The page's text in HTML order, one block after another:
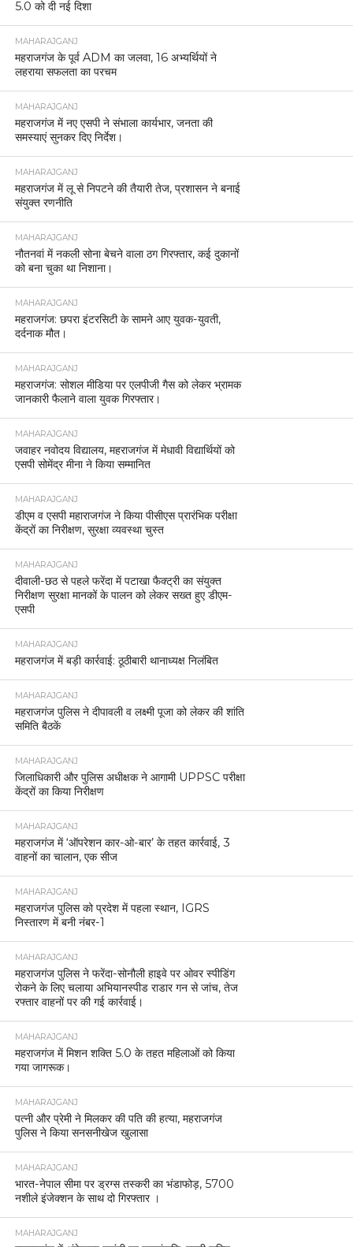
5.0 को दी नई दिशा
MAHARAJGANJ
महराजगंज के पूर्व ADM का जलवा, 16 अभ्यर्थियों ने
लहराया सफलता का परचम
MAHARAJGANJ
महराजगंज में नए एसपी ने संभाला कार्यभार, जनता की
समस्याएं सुनकर दिए निर्देश।
MAHARAJGANJ
महराजगंज में लू से निपटने की तैयारी तेज, प्रशासन ने बनाई
संयुक्त रणनीति
MAHARAJGANJ
नौतनवां में नकली सोना बेचने वाला ठग गिरफ्तार, कई दुकानों
को बना चुका था निशाना।
MAHARAJGANJ
महराजगंज: छपरा इंटरसिटी के सामने आए युवक-युवती,
दर्दनाक मौत।
MAHARAJGANJ
महराजगंज: सोशल मीडिया पर एलपीजी गैस को लेकर भ्रामक
जानकारी फैलाने वाला युवक गिरफ्तार।
MAHARAJGANJ
जवाहर नवोदय विद्यालय, महराजगंज में मेधावी विद्यार्थियों को
एसपी सोमेंद्र मीना ने किया सम्मानित
MAHARAJGANJ
डीएम व एसपी महाराजगंज ने किया पीसीएस प्रारंभिक परीक्षा
केंद्रों का निरीक्षण, सुरक्षा व्यवस्था चुस्त
MAHARAJGANJ
दीवाली-छठ से पहले फरेंदा में पटाखा फैक्ट्री का संयुक्त
निरीक्षण सुरक्षा मानकों के पालन को लेकर सख्त हुए डीएम-
एसपी
MAHARAJGANJ
महराजगंज में बड़ी कार्रवाई: ठूठीबारी थानाध्यक्ष निलंबित
MAHARAJGANJ
महराजगंज पुलिस ने दीपावली व लक्ष्मी पूजा को लेकर की शांति
समिति बैठकें
MAHARAJGANJ
जिलाधिकारी और पुलिस अधीक्षक ने आगामी UPPSC परीक्षा
केंद्रों का किया निरीक्षण
MAHARAJGANJ
महराजगंज में ‘ऑपरेशन कार-ओ-बार’ के तहत कार्रवाई, 3
वाहनों का चालान, एक सीज
MAHARAJGANJ
महराजगंज पुलिस को प्रदेश में पहला स्थान, IGRS
निस्तारण में बनी नंबर-1
MAHARAJGANJ
महराजगंज पुलिस ने फरेंदा-सोनौली हाइवे पर ओवर स्पीडिंग
रोकने के लिए चलाया अभियानस्पीड राडार गन से जांच, तेज
रफ्तार वाहनों पर की गई कार्रवाई।
MAHARAJGANJ
महराजगंज में मिशन शक्ति 5.0 के तहत महिलाओं को किया
गया जागरूक।
MAHARAJGANJ
पत्नी और प्रेमी ने मिलकर की पति की हत्या, महराजगंज
पुलिस ने किया सनसनीखेज खुलासा
MAHARAJGANJ
भारत-नेपाल सीमा पर ड्रग्स तस्करी का भंडाफोड़, 5700
नशीले इंजेक्शन के साथ दो गिरफ्तार ।
MAHARAJGANJ